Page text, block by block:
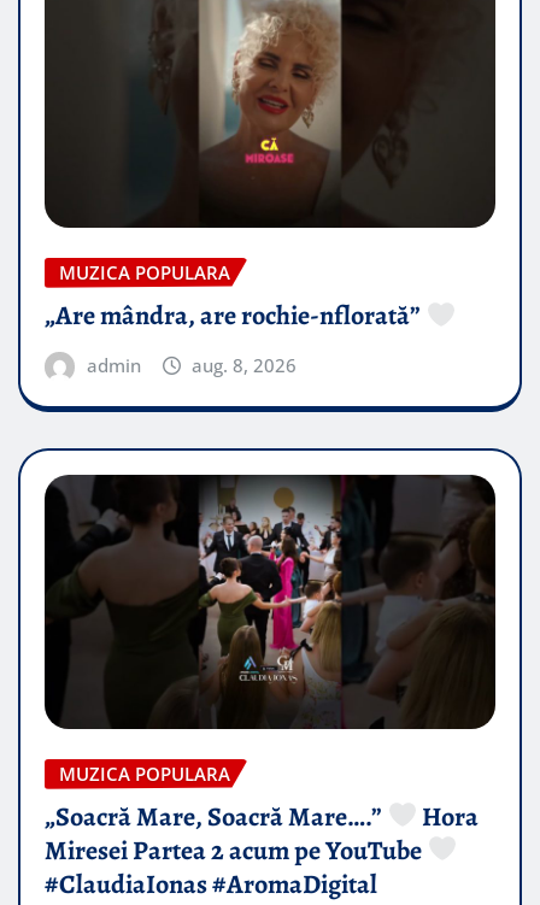
MUZICA POPULARA
„Are mândra, are rochie-nflorată”
admin aug. 8, 2026
MUZICA POPULARA
„Soacră Mare, Soacră Mare….”
Hora
Miresei Partea 2 acum pe YouTube
#ClaudiaIonas #AromaDigital